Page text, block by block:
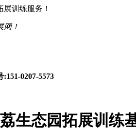
训练服务！
网！
0207-5573
生态园拓展训练